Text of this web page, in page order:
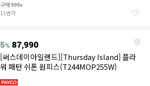
구매999+
11번가
5% 87,990
[써스데이아일랜드][Thursday Island] 플라
워 패턴 쉬폰 원피스(T244MOP255W)